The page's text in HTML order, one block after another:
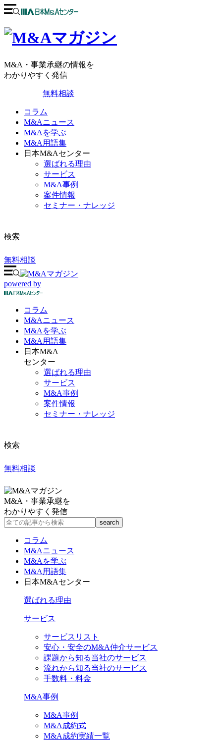
M&A・事業承継の情報を
わかりやすく発信
無料相談
コラム
M&Aニュース
M&Aを学ぶ
M&A用語集
日本M&Aセンター
選ばれる理由
サービス
M&A事例
案件情報
セミナー・ナレッジ
検索
無料相談
powered by
コラム
M&Aニュース
M&Aを学ぶ
M&A 用語集
日本M&A
センター
選ばれる理由
サービス
M&A事例
案件情報
セミナー・ナレッジ
検索
無料相談
M&A・事業承継を
わかりやすく発信
コラム
M&Aニュース
M&Aを学ぶ
M&A用語集
日本M&Aセンター
選ばれる理由
サービス
サービスリスト
安心・安全のM&A仲介サービス
課題から知る当社のサービス
流れから知る当社のサービス
手数料・料金
M&A事例
M&A事例
M&A成約式
M&A成約実績一覧